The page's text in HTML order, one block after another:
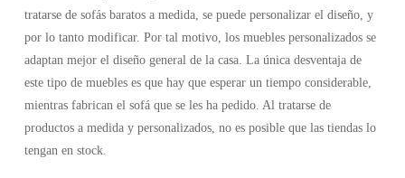
tratarse de sofás baratos a medida, se puede personalizar el diseño, y
por lo tanto modificar. Por tal motivo, los muebles personalizados se
adaptan mejor el diseño general de la casa. La única desventaja de
este tipo de muebles es que hay que esperar un tiempo considerable,
mientras fabrican el sofá que se les ha pedido. Al tratarse de
productos a medida y personalizados, no es posible que las tiendas lo
tengan en stock.